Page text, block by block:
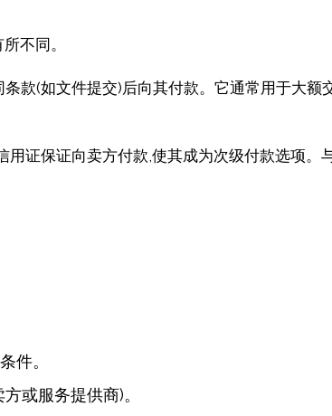
不同。
款(如文件提交)后向其付款。它通常用于大额
证保证向卖方付款,使其成为次级付款选项。
件。
或服务提供商)。